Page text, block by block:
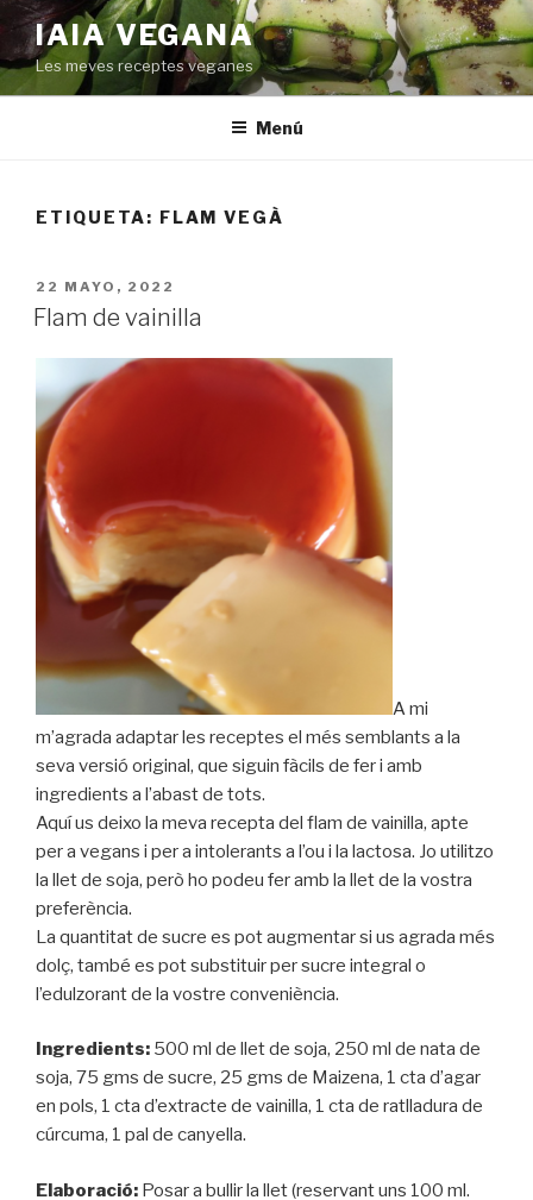
Saltar
contenido
IAIA VEGANA
Les meves receptes veganes
Menú
ETIQUETA: FLAM VEGÀ
PUBLICADO
EL
22 MAYO, 2022
Flam de vainilla
A mi
m’agrada adaptar les receptes el més semblants a la
seva versió original, que siguin fàcils de fer i amb
ingredients a l’abast de tots.
Aquí us deixo la meva recepta del flam de vainilla, apte
per a vegans i per a intolerants a l’ou i la lactosa. Jo utilitzo
la llet de soja, però ho podeu fer amb la llet de la vostra
preferència.
La quantitat de sucre es pot augmentar si us agrada més
dolç, també es pot substituir per sucre integral o
l’edulzorant de la vostre conveniència.
Ingredients: 500 ml de llet de soja, 250 ml de nata de
soja, 75 gms de sucre, 25 gms de Maizena, 1 cta d’agar
en pols, 1 cta d’extracte de vainilla, 1 cta de ratlladura de
cúrcuma, 1 pal de canyella.
Elaboració: Posar a bullir la llet (reservant uns 100 ml.